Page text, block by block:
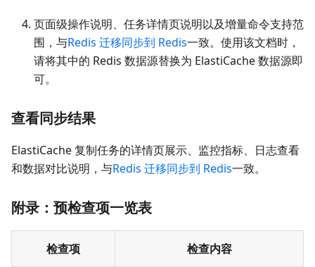
页面级操作说明、任务详情页说明以及增量命令支持范
围，与Redis 迁移同步到 Redis一致。使用该文档时，
请将其中的 Redis 数据源替换为 ElastiCache 数据源即
可。
查看同步结果
ElastiCache 复制任务的详情页展示、监控指标、日志查看
和数据对比说明，与Redis 迁移同步到 Redis一致。
附录：预检查项一览表
检查项 检查内容